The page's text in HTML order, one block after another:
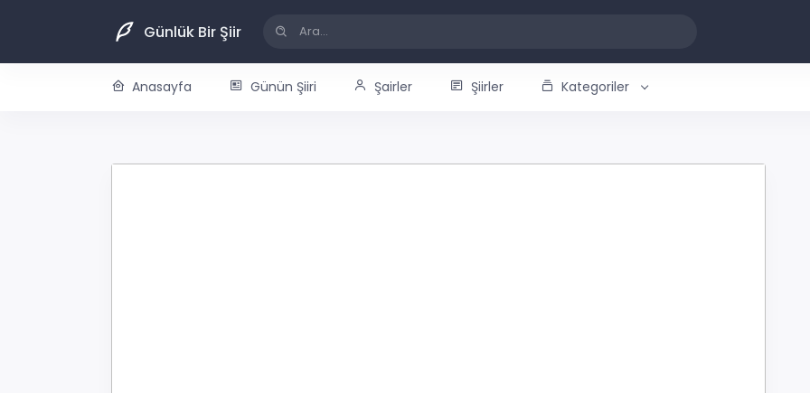
Günlük Bir Şiir
Anasayfa Günün Şiiri Şairler Şiirler Kategoriler